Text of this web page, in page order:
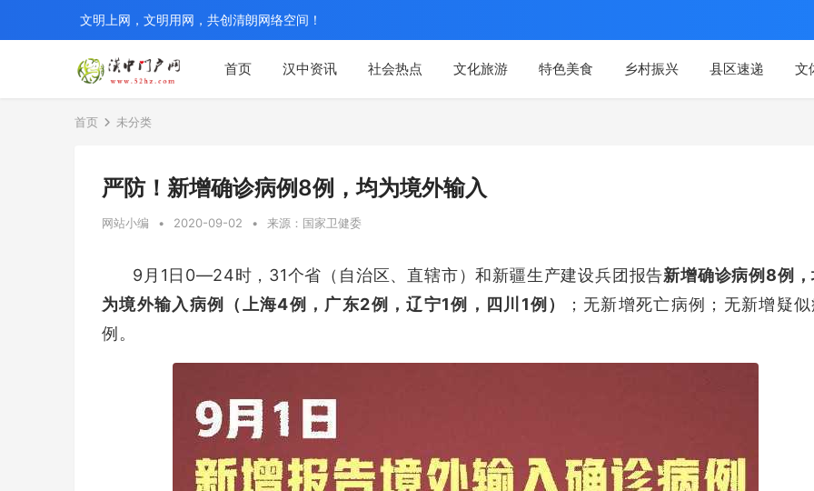
首页 汉中资讯 社会热点 文化旅游 特色美食 乡村振兴 县区速递 文
文明上网，文明用网，共创清朗网络空间！
首页 未分类
严防！新增确诊病例8例，均为境外输入
网站小编 • 2020-09-02 • 来源：国家卫健委
9月1日0—24时，31个省（自治区、直辖市）和新疆生产建设兵团报告新增确诊病例8例
为境外输入病例（上海4例，广东2例，辽宁1例，四川1例）
；无新增死亡病例；无新增疑
例。